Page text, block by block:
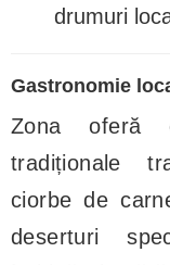
drumuri
Gastronomie
Zona oferă
tradiționale
ciorbe de
deserturi